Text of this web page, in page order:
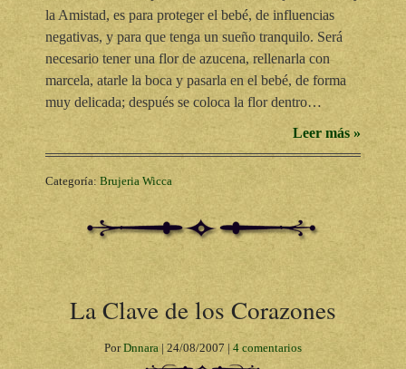
la Amistad, es para proteger el bebé, de influencias
negativas, y para que tenga un sueño tranquilo. Será
necesario tener una flor de azucena, rellenarla con
marcela, atarle la boca y pasarla en el bebé, de forma
muy delicada; después se coloca la flor dentro…
Leer más »
Categoría: Brujeria Wicca
La Clave de los Corazones
PorDnnara | 24/08/2007 | 4 comentarios